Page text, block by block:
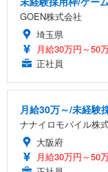
GOEN株式会社
埼玉県
月給30万円～50
正社員
月給30万～/未経験
ナナイロモバイル株
大阪府
月給30万円～50